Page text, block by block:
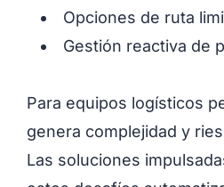
Opciones de ruta
Gestión reactiva de
Para equipos logísticos
genera complejidad y
Las soluciones